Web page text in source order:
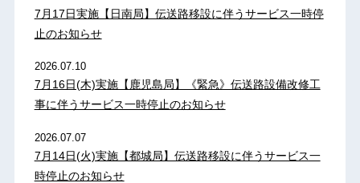
7月17日実施【日南局】伝送路移設に伴うサービス一時停
止のお知らせ
2026.07.10
7月16日(木)実施【鹿児島局】《緊急》伝送路設備改修工
事に伴うサービス一時停止のお知らせ
2026.07.07
7月14日(火)実施【都城局】伝送路移設に伴うサービス一
時停止のお知らせ